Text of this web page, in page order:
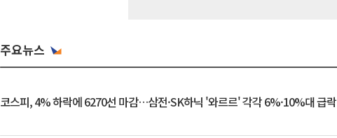
주요뉴스
코스피, 4% 하락에 6270선 마감…삼전·SK하닉 '와르르' 각각 6%·10%대 급락